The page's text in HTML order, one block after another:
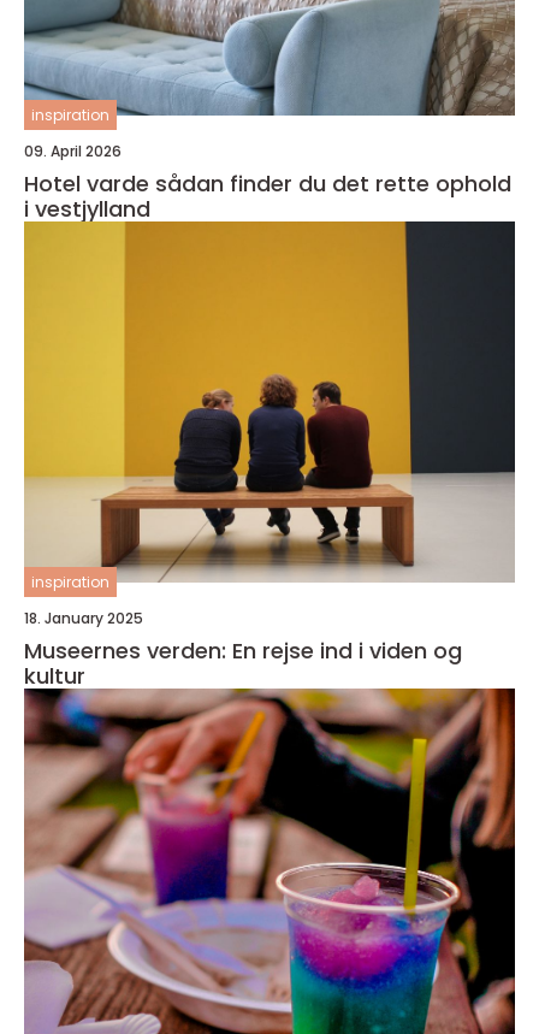
inspiration
09. April 2026
Hotel varde sådan finder du det rette ophold
i vestjylland
inspiration
18. January 2025
Museernes verden: En rejse ind i viden og
kultur